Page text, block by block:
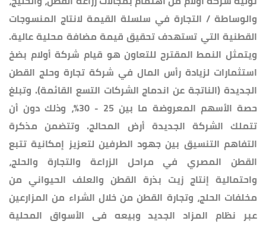
والوساطة / التجارة في سلسلة القيمة لانتاج المنسوجات
القطنية التي تستهدف تحقيق قيمة مضافة محلية عالية.
ويتمثل النمط المقترح للتعاون هو قيام شركة أولام بضخ
استثمارات لزيادة رأس المال في شركة تجارة وحلج القطن
الجديدة (الناتجة عن اندماج الشركات التسع القائمة). وتبلغ
حصة الأسهم المعروضة ما بين 25 - 30%، وذلك دون أن
تتملك الشركة الجديدة أرض المحالج. وتتضمن مذكرة
التفاهم التنسيق بين جهود الطرفين لتعزيز إمكانية تتبع
القطن المصري في مراحل الزراعة والتجارة والحلج،
واحتمالية إنتاج زيت بذرة القطن والعلف الحيواني من
مخلفات الحلج، وتجارة القطن من خلال الشراء من المزارعين
عبر نظام المزاد الجديد وبيعه فى الأسواق المحلية